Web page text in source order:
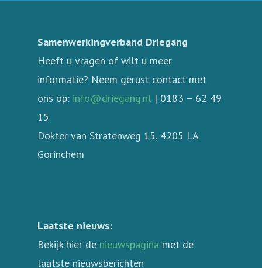
Samenwerkingverband Driegang
Heeft u vragen of wilt u meer
informatie? Neem gerust contact met
ons op: info@driegang.nl | 0183 – 62 49
15
Dokter van Stratenweg 15, 4205 LA
Gorinchem
Laatste nieuws:
Bekijk hier de nieuwspagina met de
laatste nieuwsberichten